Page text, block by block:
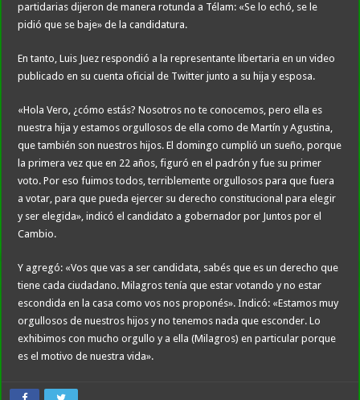
partidarias dijeron de manera rotunda a Télam: «Se lo echó, se le
pidió que se baje» de la candidatura.
En tanto, Luis Juez respondió a la representante libertaria en un video
publicado en su cuenta oficial de Twitter junto a su hija y esposa.
«Hola Vero, ¿cómo estás? Nosotros no te conocemos, pero ella es
nuestra hija y estamos orgullosos de ella como de Martín y Agustina,
que también son nuestros hijos. El domingo cumplió un sueño, porque
la primera vez que en 22 años, figuró en el padrón y fue su primer
voto. Por eso fuimos todos, terriblemente orgullosos para que fuera
a votar, para que pueda ejercer su derecho constitucional para elegir
y ser elegida», indicó el candidato a gobernador por Juntos por el
Cambio.
Y agregó: «Vos que vas a ser candidata, sabés que es un derecho que
tiene cada ciudadano. Milagros tenía que estar votando y no estar
escondida en la casa como vos nos proponés». Indicó: «Estamos muy
orgullosos de nuestros hijos y no tenemos nada que esconder. Lo
exhibimos con mucho orgullo y a ella (Milagros) en particular porque
es el motivo de nuestra vida».